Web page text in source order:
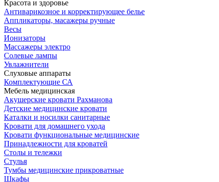
Красота и здоровье
Антиварикозное и корректирующее белье
Аппликаторы, масажеры ручные
Весы
Ионизаторы
Массажеры электро
Солевые лампы
Увлажнители
Слуховые аппараты
Комплектующие СА
Мебель медицинская
Акушерские кровати Рахманова
Детские медицинские кровати
Каталки и носилки санитарные
Кровати для домашнего ухода
Кровати функциональные медицинские
Принадлежности для кроватей
Столы и тележки
Стулья
Тумбы медицинские прикроватные
Шкафы